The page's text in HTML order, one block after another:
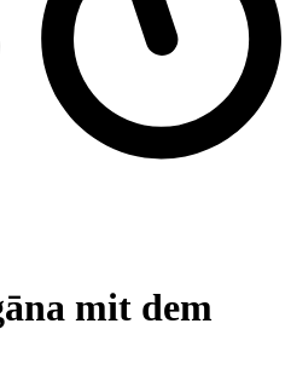
mit dem